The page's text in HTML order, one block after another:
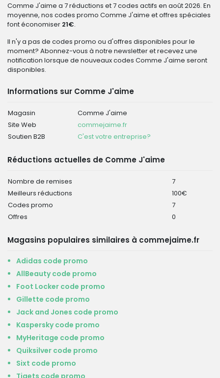
Comme J'aime a 7 réductions et 7 codes actifs en août 2026. En
moyenne, nos codes promo Comme J'aime et offres spéciales
font économiser 21€.
Il n'y a pas de codes promo ou d'offres disponibles pour le
moment? Abonnez-vous à notre newsletter et recevez une
notification lorsque de nouveaux codes Comme J'aime seront
disponibles.
Informations sur Comme J'aime
Magasin
Comme J'aime
Site Web
commejaime.fr
Soutien B2B
C'est votre entreprise?
Réductions actuelles de Comme J'aime
Nombre de remises
7
Meilleurs réductions
100€
Codes promo
7
Offres
0
Magasins populaires similaires à commejaime.fr
Adidas code promo
AllBeauty code promo
Foot Locker code promo
Gillette code promo
Jack and Jones code promo
Kaspersky code promo
MyHeritage code promo
Quiksilver code promo
Sixt code promo
Tiqets code promo